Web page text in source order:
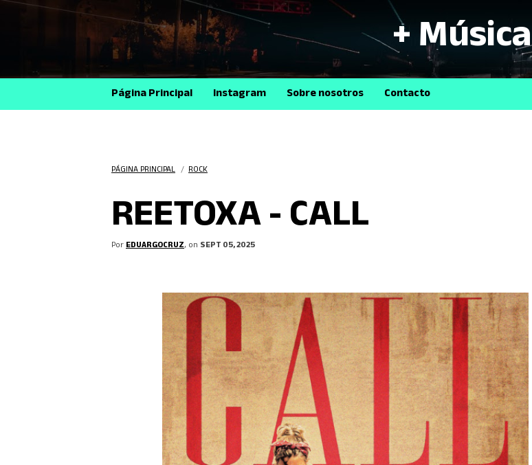
+ Música
Página Principal Instagram Sobre nosotros Contacto
PÁGINA PRINCIPAL / ROCK
REETOXA - CALL
PorEDUARGOCRUZ, on SEPT 05, 2025